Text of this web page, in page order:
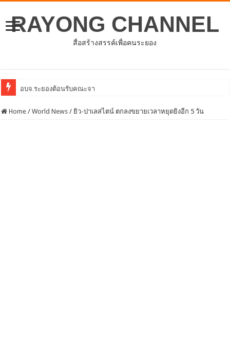
RAYONG CHANNEL
สื่อสร้างสรรค์เพื่อคนระยอง
อบจ.ระยองต้อนรับคณะจากตัวแทนศูนย์ธุรกิจจีน – อาเซียน
Home / World News / ยิว-ปาเลสไตน์ ตกลงขยายเวลาหยุดยิงอีก 5 วัน